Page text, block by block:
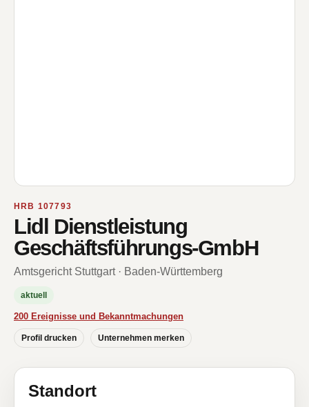
HRB 107793
Lidl Dienstleistung
Geschäftsführungs-GmbH
Amtsgericht Stuttgart · Baden-Württemberg
aktuell
200 Ereignisse und Bekanntmachungen
Profil drucken Unternehmen merken
Standort